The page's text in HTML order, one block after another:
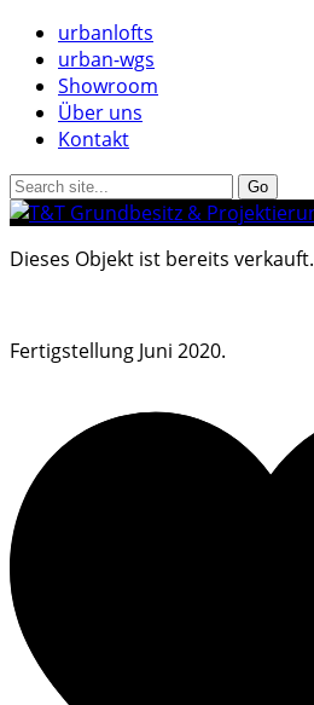
urbanlofts
urban-wgs
Showroom
Über uns
Kontakt
Dieses Objekt ist bereits verkauft.
Fertigstellung Juni 2020.